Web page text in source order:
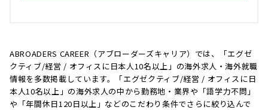
ABROADERS CAREER（アブローダーズキャリア）では、「エグゼ
クティブ/経営 / オフィスに日本人10名以上」の海外求人・海外就職
情報を多数掲載しています。「エグゼクティブ/経営 / オフィスに日
本人10名以上」の海外求人の中から勤務地・業界や「語学力不問」
や「年間休日120日以上」などのこだわり条件でさらに絞り込んで